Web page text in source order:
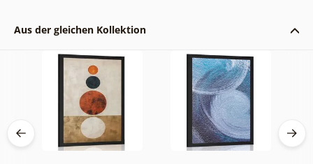
Aus der gleichen Kollektion